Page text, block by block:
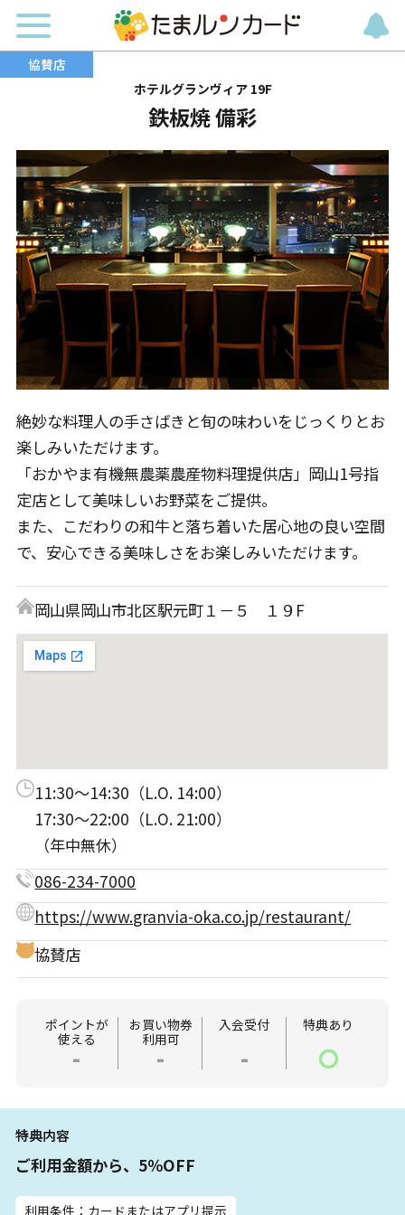
ホテルグランヴィア 19F
鉄板焼 備彩
絶妙な料理人の手さばきと旬の味わいをじっくりとお
楽しみいただけます。
「おかやま有機無農薬農産物料理提供店」岡山1号指
定店として美味しいお野菜をご提供。
また、こだわりの和牛と落ち着いた居心地の良い空間
で、安心できる美味しさをお楽しみいただけます。
岡山県岡山市北区駅元町１－５ １９F
11:30～14:30（L.O. 14:00）
17:30～22:00（L.O. 21:00）
（年中無休）
086-234-7000
https://www.granvia-oka.co.jp/restaurant/
協賛店
ポイントが
使える
-
お買い物券
利用可
-
入会受付
-
特典あり
〇
特典内容
ご利用金額から、5％OFF
利用条件：カードまたはアプリ提示